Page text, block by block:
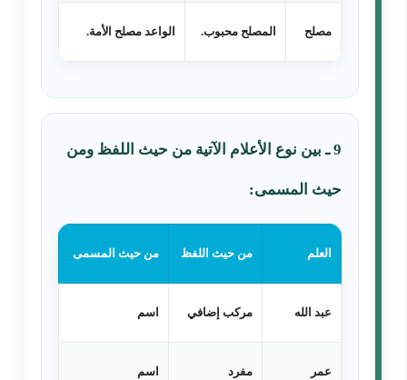
مصلح المصلح محبوب. الواعد مصلح الأمة.
9 ـ بين نوع الأعلام الآتية من حيث اللفظ ومن
حيث المسمى:
العلم من حيث اللفظ من حيث المسمى
عبد الله مركب إضافي اسم
عمر مفرد اسم